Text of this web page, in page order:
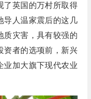
了英国的万村所取得
导人温家震后的这几
质灾害，具有较强的
资者的选项前，新兴
业加大旗下现代农业